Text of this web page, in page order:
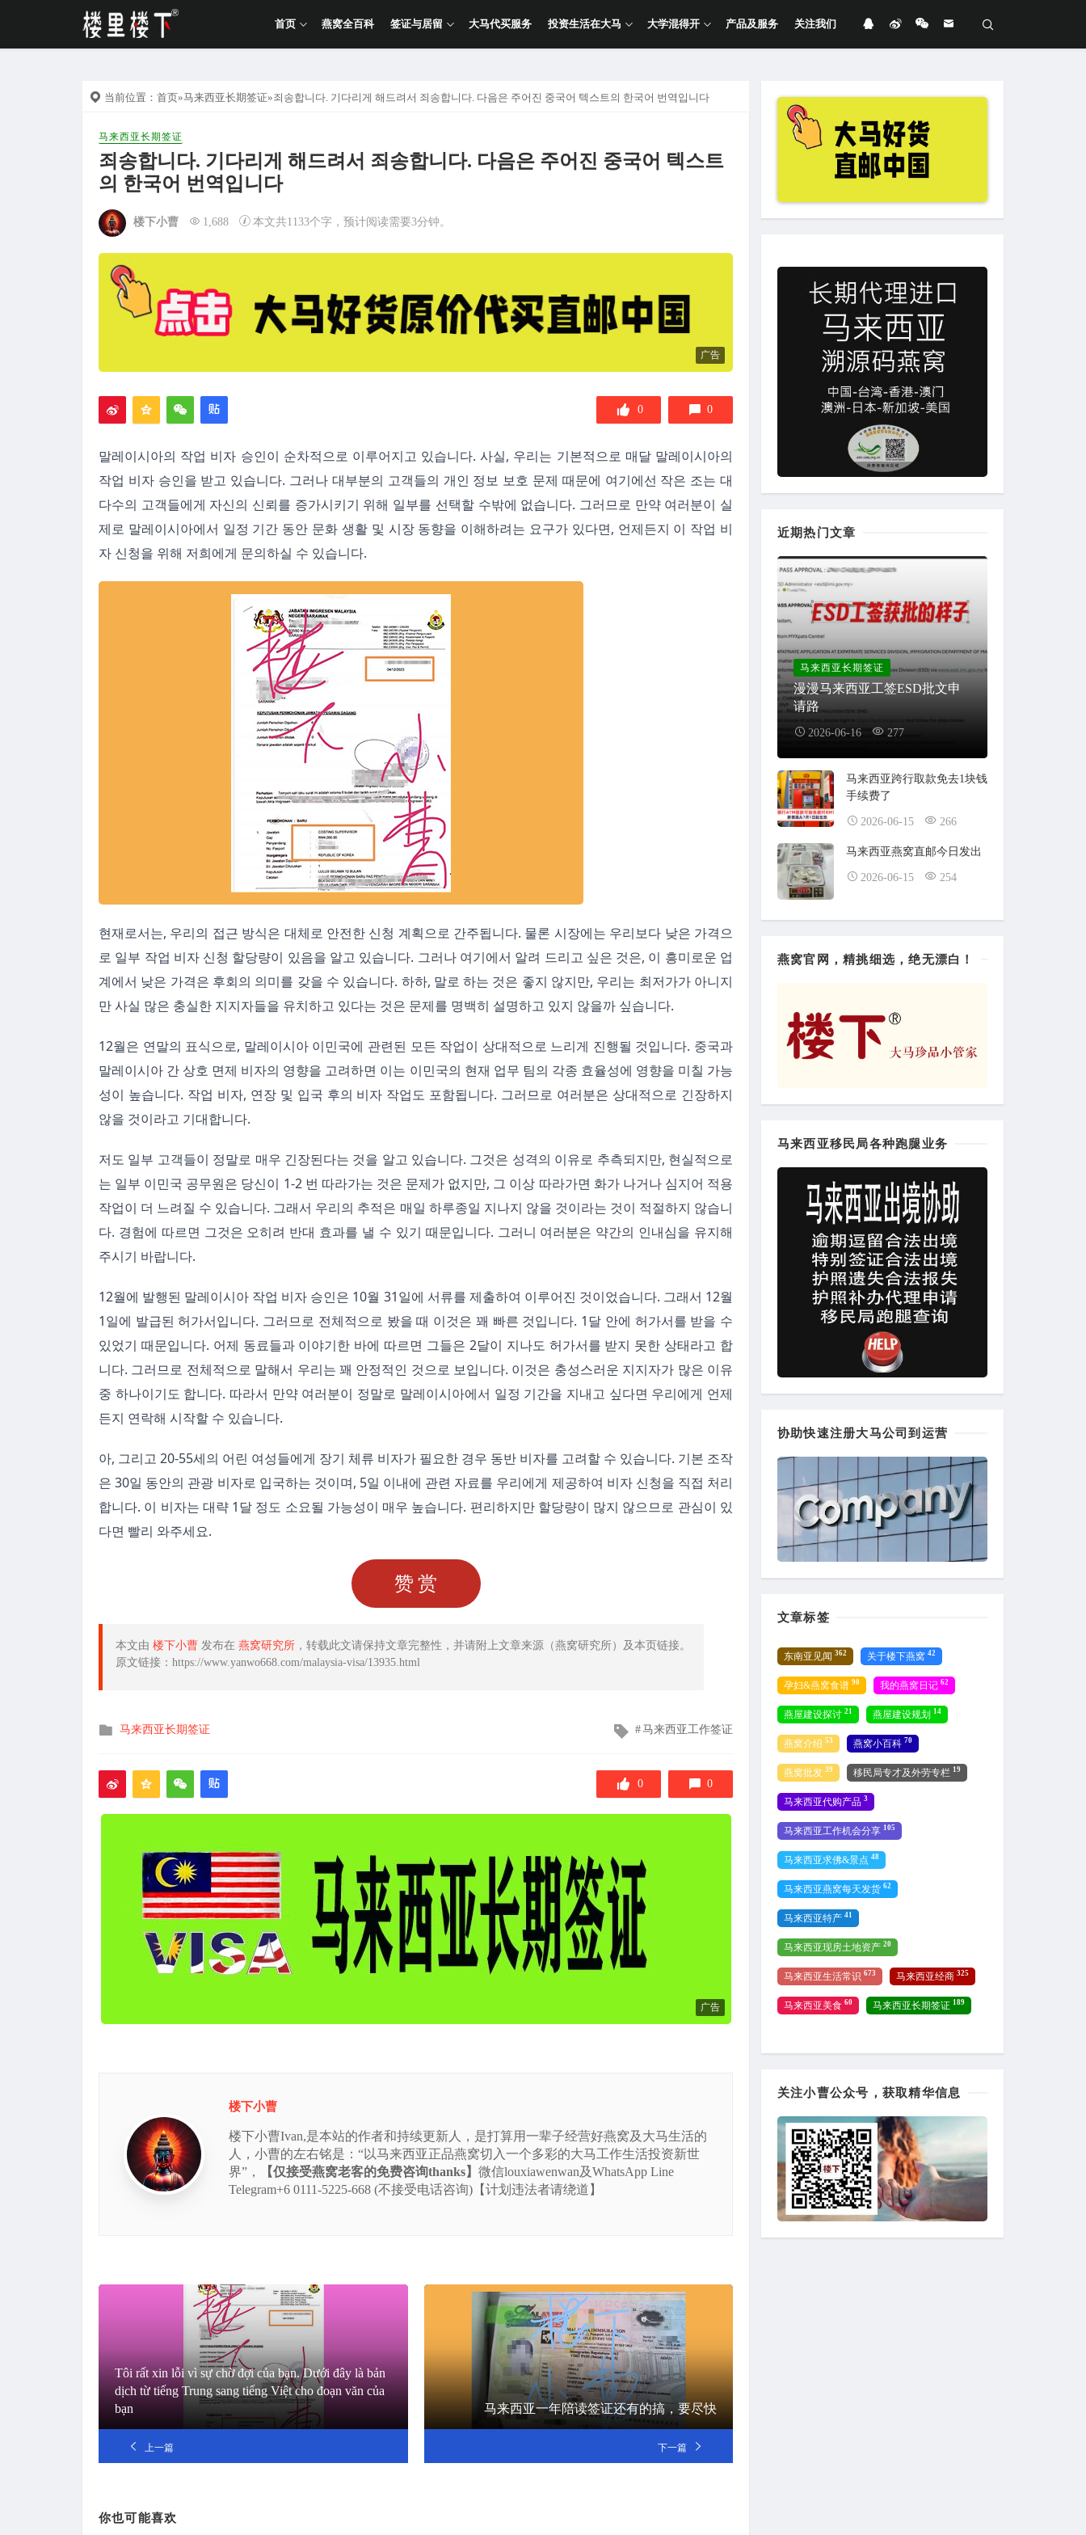
首页 燕窝全百科 签证与居留 大马代买服务 投资生活在大马 大学混得开 产品及服务 关注我们
当前位置： 首页»马来西亚长期签证»죄송합니다. 기다리게 해드려서 죄송합니다. 다음은 주어진 중국어 텍스트의 한국어 번역입니다
马来西亚长期签证
죄송합니다. 기다리게 해드려서 죄송합니다. 다음은 주어진 중국어 텍스트
의 한국어 번역입니다
楼下小曹 1,688 本文共1133个字，预计阅读需要3分钟。
广告
0 0
말레이시아의 작업 비자 승인이 순차적으로 이루어지고 있습니다. 사실, 우리는 기본적으로 매달 말레이시아의
작업 비자 승인을 받고 있습니다. 그러나 대부분의 고객들의 개인 정보 보호 문제 때문에 여기에선 작은 조는 대
다수의 고객들에게 자신의 신뢰를 증가시키기 위해 일부를 선택할 수밖에 없습니다. 그러므로 만약 여러분이 실
제로 말레이시아에서 일정 기간 동안 문화 생활 및 시장 동향을 이해하려는 요구가 있다면, 언제든지 이 작업 비
자 신청을 위해 저희에게 문의하실 수 있습니다.
현재로서는, 우리의 접근 방식은 대체로 안전한 신청 계획으로 간주됩니다. 물론 시장에는 우리보다 낮은 가격으
로 일부 작업 비자 신청 할당량이 있음을 알고 있습니다. 그러나 여기에서 알려 드리고 싶은 것은, 이 흥미로운 업
계에서 낮은 가격은 후회의 의미를 갖을 수 있습니다. 하하, 말로 하는 것은 좋지 않지만, 우리는 최저가가 아니지
만 사실 많은 충실한 지지자들을 유치하고 있다는 것은 문제를 명백히 설명하고 있지 않을까 싶습니다.
12월은 연말의 표식으로, 말레이시아 이민국에 관련된 모든 작업이 상대적으로 느리게 진행될 것입니다. 중국과
말레이시아 간 상호 면제 비자의 영향을 고려하면 이는 이민국의 현재 업무 팀의 각종 효율성에 영향을 미칠 가능
성이 높습니다. 작업 비자, 연장 및 입국 후의 비자 작업도 포함됩니다. 그러므로 여러분은 상대적으로 긴장하지
않을 것이라고 기대합니다.
저도 일부 고객들이 정말로 매우 긴장된다는 것을 알고 있습니다. 그것은 성격의 이유로 추측되지만, 현실적으로
는 일부 이민국 공무원은 당신이 1-2 번 따라가는 것은 문제가 없지만, 그 이상 따라가면 화가 나거나 심지어 적용
작업이 더 느려질 수 있습니다. 그래서 우리의 추적은 매일 하루종일 지나지 않을 것이라는 것이 적절하지 않습니
다. 경험에 따르면 그것은 오히려 반대 효과를 낼 수 있기 때문입니다. 그러니 여러분은 약간의 인내심을 유지해
주시기 바랍니다.
12월에 발행된 말레이시아 작업 비자 승인은 10월 31일에 서류를 제출하여 이루어진 것이었습니다. 그래서 12월
1일에 발급된 허가서입니다. 그러므로 전체적으로 봤을 때 이것은 꽤 빠른 것입니다. 1달 안에 허가서를 받을 수
있었기 때문입니다. 어제 동료들과 이야기한 바에 따르면 그들은 2달이 지나도 허가서를 받지 못한 상태라고 합
니다. 그러므로 전체적으로 말해서 우리는 꽤 안정적인 것으로 보입니다. 이것은 충성스러운 지지자가 많은 이유
중 하나이기도 합니다. 따라서 만약 여러분이 정말로 말레이시아에서 일정 기간을 지내고 싶다면 우리에게 언제
든지 연락해 시작할 수 있습니다.
아, 그리고 20-55세의 어린 여성들에게 장기 체류 비자가 필요한 경우 동반 비자를 고려할 수 있습니다. 기본 조작
은 30일 동안의 관광 비자로 입국하는 것이며, 5일 이내에 관련 자료를 우리에게 제공하여 비자 신청을 직접 처리
합니다. 이 비자는 대략 1달 정도 소요될 가능성이 매우 높습니다. 편리하지만 할당량이 많지 않으므로 관심이 있
다면 빨리 와주세요.
赞赏
本文由 楼下小曹 发布在 燕窝研究所 ，转载此文请保持文章完整性，并请附上文章来源（燕窝研究所）及本页链接。
原文链接：https://www.yanwo668.com/malaysia-visa/13935.html
发
马来西亚长期签证
文
签
马来西亚工作签证
0 0
广告
楼下小曹
楼下小曹Ivan,是本站的作者和持续更新人，是打算用一辈子经营好燕窝及大马生活的
人，小曹的左右铭是：“以马来西亚正品燕窝切入一个多彩的大马工作生活投资新世
界”，
【仅接受燕窝老客的免费咨询thanks】 微信louxiawenwan及WhatsApp Line
Telegram+6 0111-5225-668 (不接受电话咨询)【计划违法者请绕道】
Tôi rất xin lỗi vì sự chờ đợi của bạn. Dưới đây là bản
dịch từ tiếng Trung sang tiếng Việt cho đoạn văn của
bạn
上一篇
马来西亚一年陪读签证还有的搞，要尽快
下一篇
你也可能喜欢
近期热门文章
马来西亚长期签证
漫漫马来西亚工签ESD批文申
请路
2026-06-16 277
马来西亚跨行取款免去1块钱
手续费了
2026-06-15 266
马来西亚燕窝直邮今日发出
2026-06-15 254
燕窝官网，精挑细选，绝无漂白！
马来西亚移民局各种跑腿业务
协助快速注册大马公司到运营
文章标签
东南亚见闻 362 关于楼下燕窝 42
孕妇&燕窝食谱 90 我的燕窝日记 62
燕屋建设探讨 21 燕屋建设规划 14
燕窝介绍 53 燕窝小百科 70
燕窝批发 39 移民局专才及外劳专栏 19
马来西亚代购产品 3
马来西亚工作机会分享 105
马来西亚求佛&景点 48
马来西亚燕窝每天发货 62
马来西亚特产 41
马来西亚现房土地资产 20
马来西亚生活常识 673 马来西亚经商 325
马来西亚美食 60 马来西亚长期签证 189
关注小曹公众号，获取精华信息